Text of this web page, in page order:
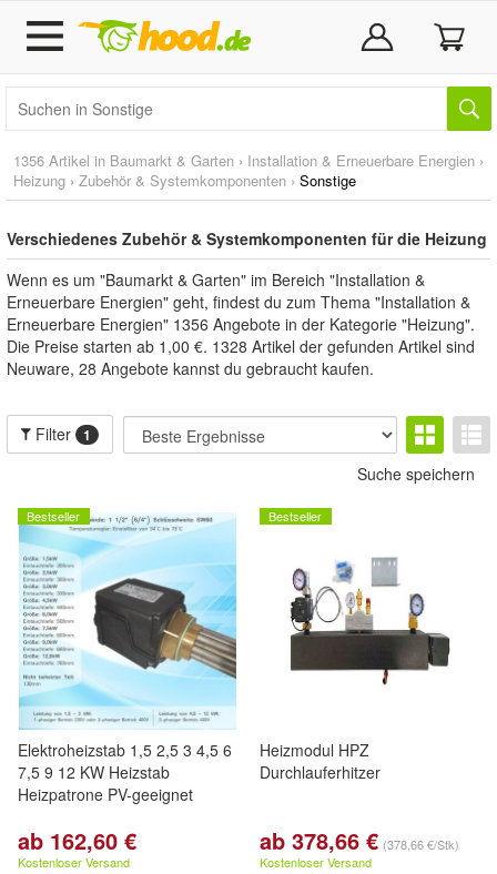
1356 Artikel in Baumarkt & Garten › Installation & Erneuerbare Energien ›
Heizung › Zubehör & Systemkomponenten › Sonstige
Verschiedenes Zubehör & Systemkomponenten für die Heizung
Wenn es um "Baumarkt & Garten" im Bereich "Installation &
Erneuerbare Energien" geht, findest du zum Thema "Installation &
Erneuerbare Energien" 1356 Angebote in der Kategorie "Heizung".
Die Preise starten ab 1,00 €. 1328 Artikel der gefunden Artikel sind
Neuware, 28 Angebote kannst du gebraucht kaufen.
Filter 1
Suche speichern
Bestseller
Elektroheizstab 1,5 2,5 3 4,5 6
7,5 9 12 KW Heizstab
Heizpatrone PV-geeignet
ab 162,60 €
Kostenloser Versand
Bestseller
Heizmodul HPZ
Durchlauferhitzer
ab 378,66 € (378,66 €/Stk)
Kostenloser Versand